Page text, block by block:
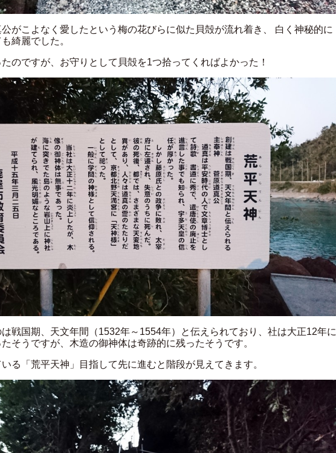
がこよなく愛したという梅の花びらに似た貝殻が流れ着き、 白く神秘的に
綺麗でした。
のですが、お守りとして貝殻を1つ拾ってくればよかった！
戦国期、天文年間（1532年～1554年）と伝えられており、社は大正12年に
そうですが、木造の御神体は奇跡的に残ったそうです。
る「荒平天神」目指して先に進むと階段が見えてきます。